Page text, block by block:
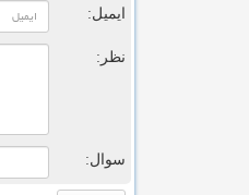
ایمیل:
نظر:
سوال: